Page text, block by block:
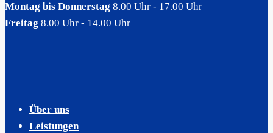
Montag bis Donnerstag 8.00 Uhr - 17.00 Uhr
Freitag 8.00 Uhr - 14.00 Uhr
Über uns
Leistungen